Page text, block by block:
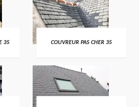
35 COUVREUR PAS CHER 35